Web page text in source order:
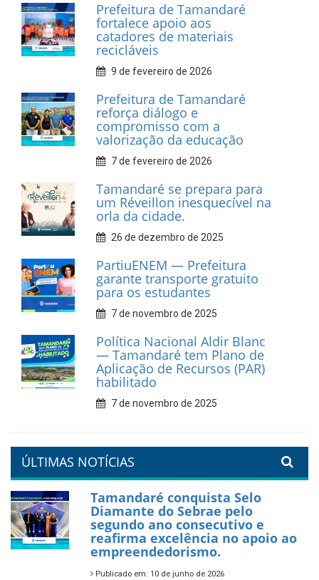
Prefeitura de Tamandaré
fortalece apoio aos
catadores de materiais
recicláveis
9 de fevereiro de 2026
Prefeitura de Tamandaré
reforça diálogo e
compromisso com a
valorização da educação
7 de fevereiro de 2026
Tamandaré se prepara para
um Réveillon inesquecível na
orla da cidade.
26 de dezembro de 2025
PartiuENEM — Prefeitura
garante transporte gratuito
para os estudantes
7 de novembro de 2025
Política Nacional Aldir Blanc
— Tamandaré tem Plano de
Aplicação de Recursos (PAR)
habilitado
7 de novembro de 2025
ÚLTIMAS NOTÍCIAS
Tamandaré conquista Selo
Diamante do Sebrae pelo
segundo ano consecutivo e
reafirma excelência no apoio ao
empreendedorismo.
Publicado em: 10 de junho de 2026